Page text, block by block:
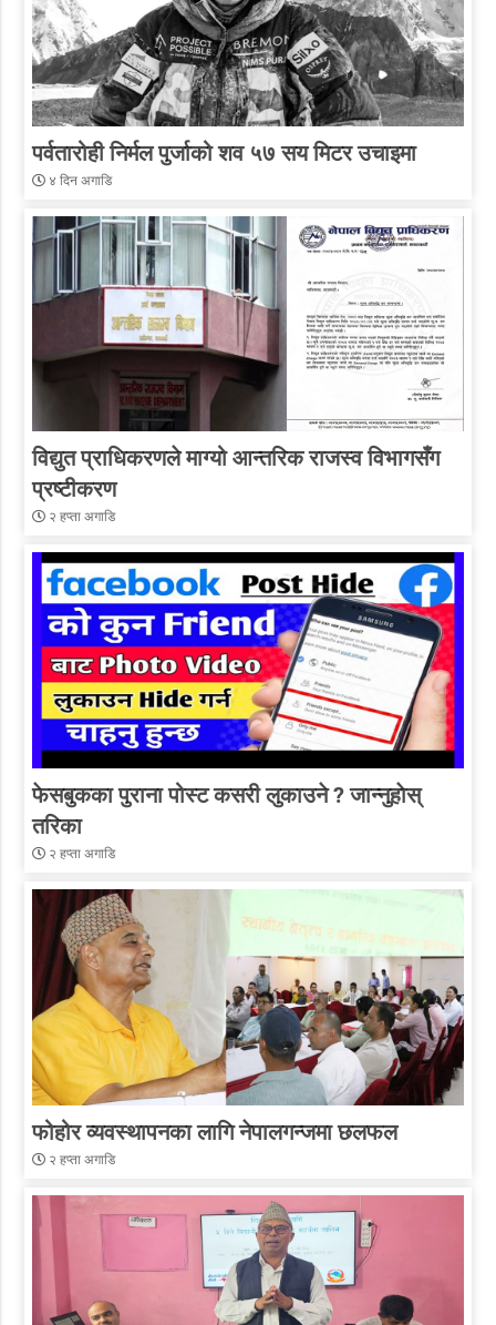
पर्वतारोही निर्मल पुर्जाको शव ५७ सय मिटर उचाइमा
४ दिन अगाडि
विद्युत प्राधिकरणले माग्यो आन्तरिक राजस्व विभागसँग
प्रष्टीकरण
२ हप्ता अगाडि
फेसबुकका पुराना पोस्ट कसरी लुकाउने ? जान्नुहाेस्
तरिका
२ हप्ता अगाडि
फोहोर व्यवस्थापनका लागि नेपालगन्जमा छलफल
२ हप्ता अगाडि